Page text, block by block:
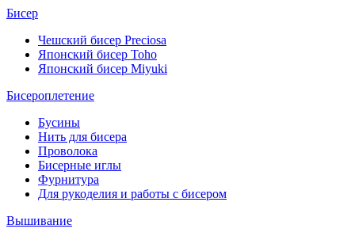
Бисер
Чешский бисер Preciosa
Японский бисер Toho
Японский бисер Miyuki
Бисероплетение
Бусины
Нить для бисера
Проволока
Бисерные иглы
Фурнитура
Для рукоделия и работы с бисером
Вышивание